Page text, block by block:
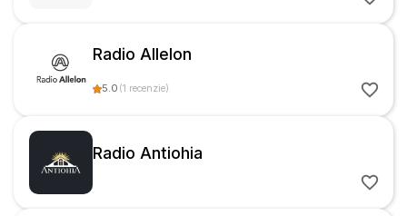
Radio Allelon
5.0 (1 recenzie)
Radio Antiohia